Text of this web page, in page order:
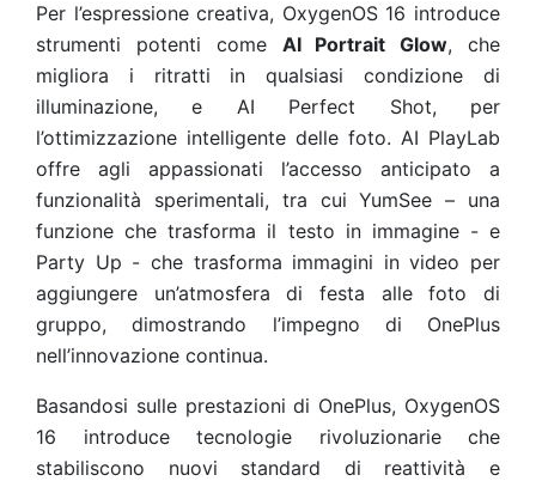
Per l’espressione creativa, OxygenOS 16 introduce
strumenti potenti come AI Portrait Glow, che
migliora i ritratti in qualsiasi condizione di
illuminazione, e AI Perfect Shot, per
l’ottimizzazione intelligente delle foto. AI PlayLab
offre agli appassionati l’accesso anticipato a
funzionalità sperimentali, tra cui YumSee – una
funzione che trasforma il testo in immagine - e
Party Up - che trasforma immagini in video per
aggiungere un’atmosfera di festa alle foto di
gruppo, dimostrando l’impegno di OnePlus
nell’innovazione continua.
Basandosi sulle prestazioni di OnePlus, OxygenOS
16 introduce tecnologie rivoluzionarie che
stabiliscono nuovi standard di reattività e